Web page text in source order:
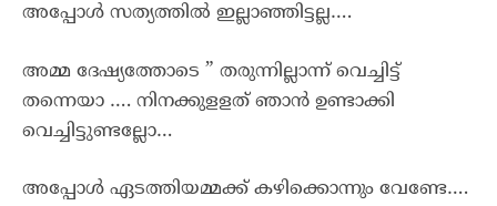
അപ്പോൾ സത്യത്തിൽ ഇല്ലാഞ്ഞിട്ടല്ല….
അമ്മ ദേഷ്യത്തോടെ ” തരുന്നില്ലാന്ന് വെച്ചിട്ട്
തന്നെയാ …. നിനക്കുളളത് ഞാൻ ഉണ്ടാക്കി
വെച്ചിട്ടുണ്ടല്ലോ…
അപ്പോൾ ഏടത്തിയമ്മക്ക് കഴിക്കൊന്നും വേണ്ടേ….